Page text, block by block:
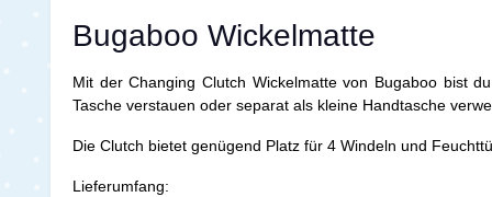
Bugaboo Wickelmatte
Mit der Changing Clutch Wickelmatte von Bugaboo bist
Tasche verstauen oder separat als kleine Handtasche
Die Clutch bietet genügend Platz für 4 Windeln und
Lieferumfang: